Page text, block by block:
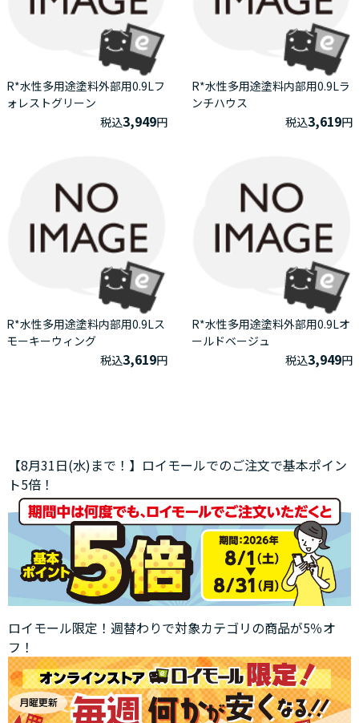
R*水性多用途塗料外部用0.9Lフ
ォレストグリーン
税込3,949円
R*水性多用途塗料内部用0.9Lラ
ンチハウス
税込3,619円
R*水性多用途塗料内部用0.9Lス
モーキーウィング
税込3,619円
R*水性多用途塗料外部用0.9Lオ
ールドベージュ
税込3,949円
【8月31日(水)まで！】ロイモールでのご注文で基本ポイン
ト5倍！
ロイモール限定！週替わりで対象カテゴリの商品が5％オ
フ！